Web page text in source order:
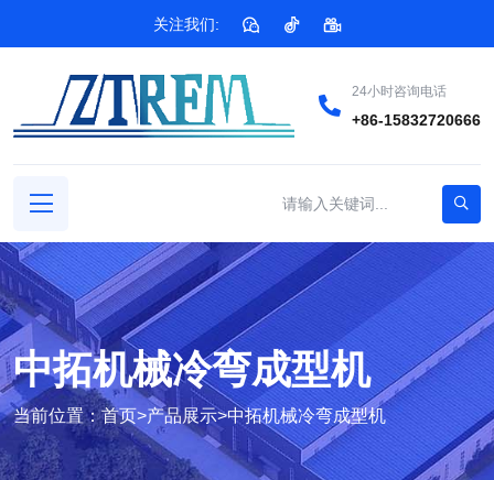
关注我们:
24小时咨询电话
+86-15832720666
中拓机械冷弯成型机
当前位置：首页>产品展示>中拓机械冷弯成型机